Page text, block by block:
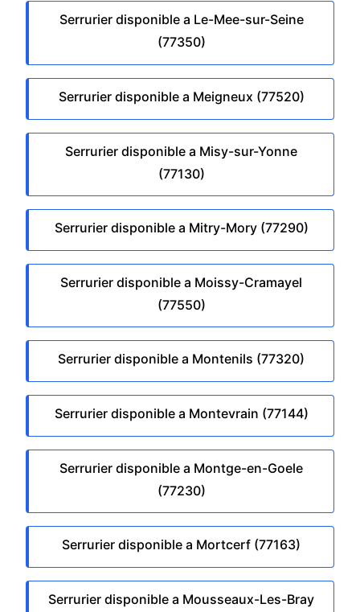
Serrurier disponible a Le-Mee-sur-Seine
(77350)
Serrurier disponible a Meigneux (77520)
Serrurier disponible a Misy-sur-Yonne
(77130)
Serrurier disponible a Mitry-Mory (77290)
Serrurier disponible a Moissy-Cramayel
(77550)
Serrurier disponible a Montenils (77320)
Serrurier disponible a Montevrain (77144)
Serrurier disponible a Montge-en-Goele
(77230)
Serrurier disponible a Mortcerf (77163)
Serrurier disponible a Mousseaux-Les-Bray